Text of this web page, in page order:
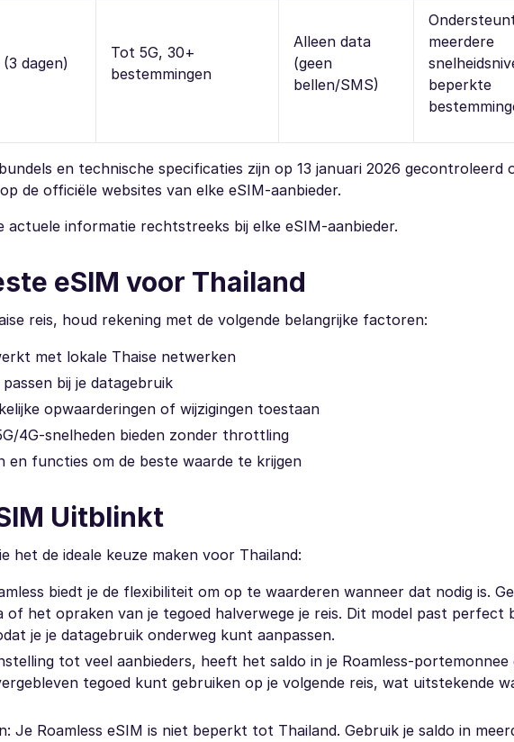
dagen)
Tot 5G, 30+
bestemmingen
Alleen data
(geen
bellen/SMS)
meerdere
beperkte
en technische specificaties zijn op 13 januari 2026 gecontroleerd
de officiële websites van elke eSIM-aanbieder.
informatie rechtstreeks bij elke eSIM-aanbieder.
eSIM voor Thailand
reis, houd rekening met de volgende belangrijke factoren:
met lokale Thaise netwerken
bij je datagebruik
opwaarderingen of wijzigingen toestaan
4G-snelheden bieden zonder throttling
en functies om de beste waarde te krijgen
Uitblinkt
het de ideale keuze maken voor Thailand:
biedt je de flexibiliteit om op te waarderen wanneer dat nodig is.
het opraken van je tegoed halverwege je reis. Dit model past perfect
je je datagebruik onderweg kunt aanpassen.
tot veel aanbieders, heeft het saldo in je Roamless-portemonnee
tegoed kunt gebruiken op je volgende reis, wat uitstekende
Je Roamless eSIM is niet beperkt tot Thailand. Gebruik je saldo in